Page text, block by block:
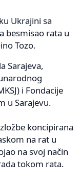
Ukrajini sa
besmisao rata u
Tozo.
Sarajeva,
i Fondacije
u Sarajevu.
koncipirana
na rat u
na svoj način
tokom rata.